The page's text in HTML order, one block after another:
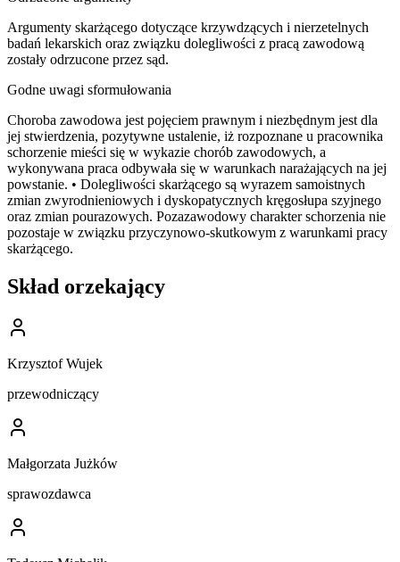
Argumenty skarżącego dotyczące krzywdzących i nierzetelnych
badań lekarskich oraz związku dolegliwości z pracą zawodową
zostały odrzucone przez sąd.
Godne uwagi sformułowania
Choroba zawodowa jest pojęciem prawnym i niezbędnym jest dla
jej stwierdzenia, pozytywne ustalenie, iż rozpoznane u pracownika
schorzenie mieści się w wykazie chorób zawodowych, a
wykonywana praca odbywała się w warunkach narażających na jej
powstanie. • Dolegliwości skarżącego są wyrazem samoistnych
zmian zwyrodnieniowych i dyskopatycznych kręgosłupa szyjnego
oraz zmian pourazowych. Pozazawodowy charakter schorzenia nie
pozostaje w związku przyczynowo-skutkowym z warunkami pracy
skarżącego.
Skład orzekający
Krzysztof Wujek
przewodniczący
Małgorzata Jużków
sprawozdawca